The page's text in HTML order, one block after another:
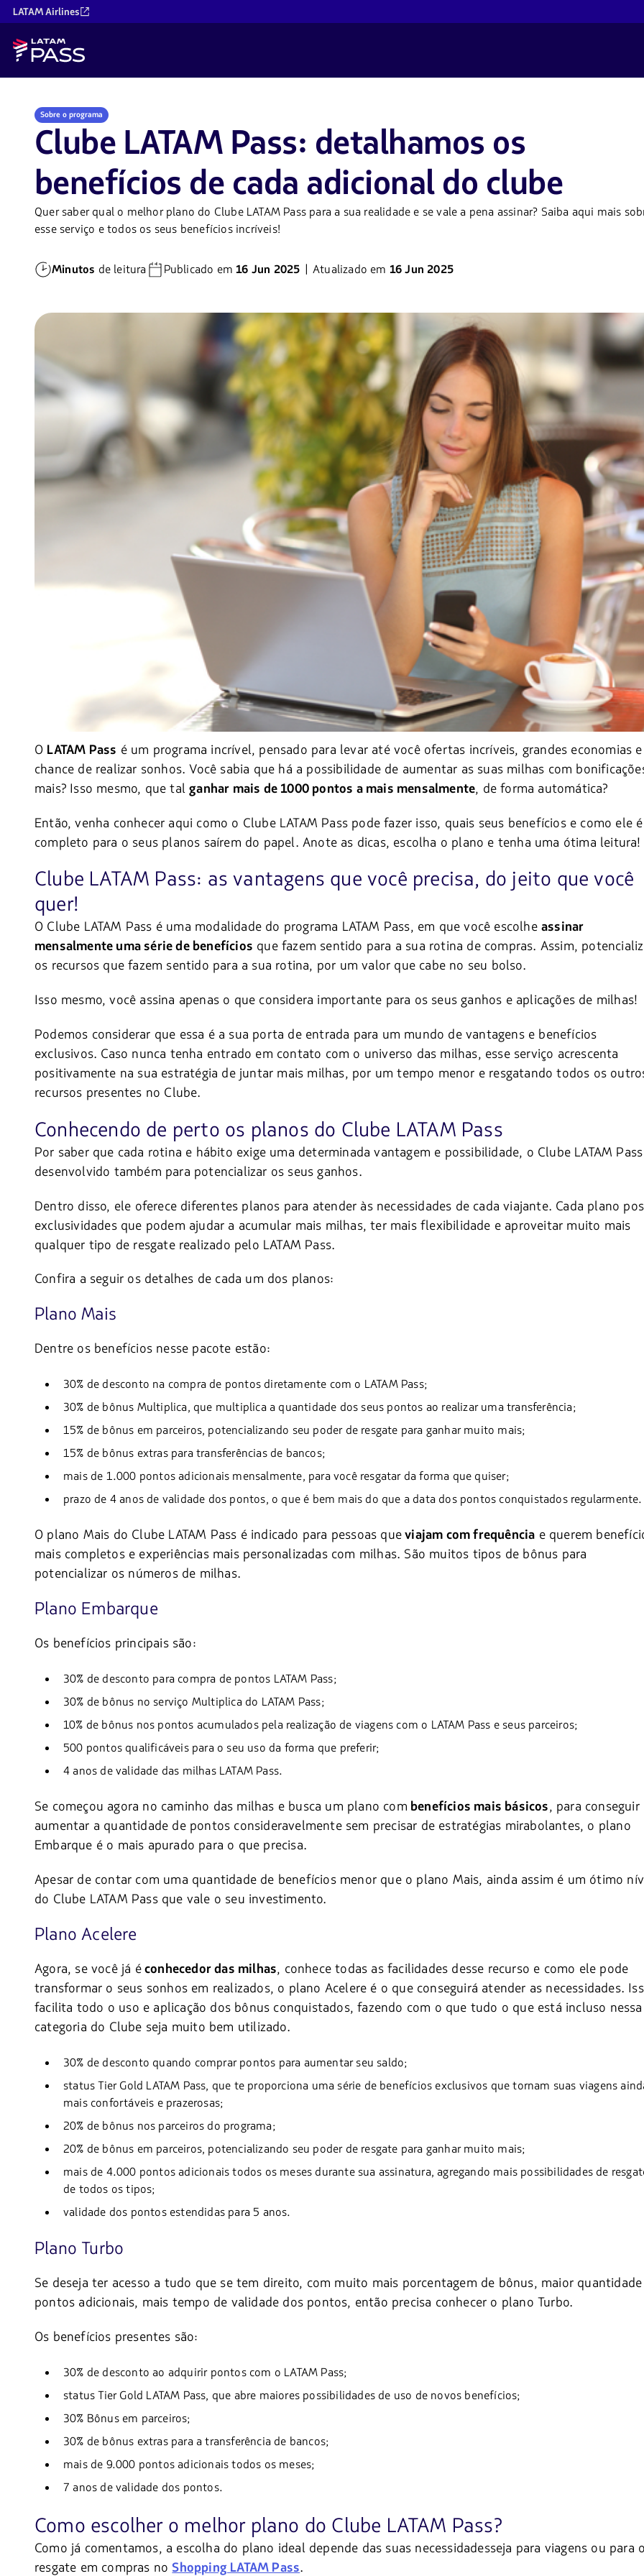
LATAM Airlines
Sobre o programa
Clube LATAM Pass: detalhamos os
benefícios de cada adicional do clube
Quer saber qual o melhor plano do Clube LATAM Pass para a sua realidade e se vale a pena assinar? Saiba aqui mais
esse serviço e todos os seus benefícios incríveis!
Minutos de leitura Publicado em 16 Jun 2025 | Atualizado em 16 Jun 2025
O LATAM Pass é um programa incrível, pensado para levar até você ofertas incríveis, grandes economias
chance de realizar sonhos. Você sabia que há a possibilidade de aumentar as suas milhas com
mais? Isso mesmo, que talganhar mais de 1000 pontos a mais mensalmente, de forma automática?
Então, venha conhecer aqui como o Clube LATAM Pass pode fazer isso, quais seus benefícios e como ele é
completo para o seus planos saírem do papel. Anote as dicas, escolha o plano e tenha uma ótima leitura!
Clube LATAM Pass: as vantagens que você precisa, do jeito que você
quer!
O Clube LATAM Pass é uma modalidade do programa LATAM Pass, em que você escolhe assinar
mensalmente uma série de benefícios que fazem sentido para a sua rotina de compras. Assim,
os recursos que fazem sentido para a sua rotina, por um valor que cabe no seu bolso.
Isso mesmo, você assina apenas o que considera importante para os seus ganhos e aplicações de milhas!
Podemos considerar que essa é a sua porta de entrada para um mundo de vantagens e benefícios
exclusivos. Caso nunca tenha entrado em contato com o universo das milhas, esse serviço acrescenta
positivamente na sua estratégia de juntar mais milhas, por um tempo menor e resgatando todos os
recursos presentes no Clube.
Conhecendo de perto os planos do Clube LATAM Pass
Por saber que cada rotina e hábito exige uma determinada vantagem e possibilidade, o Clube LATAM
desenvolvido também para potencializar os seus ganhos.
Dentro disso, ele oferece diferentes planos para atender às necessidades de cada viajante. Cada plano
exclusividades que podem ajudar a acumular mais milhas, ter mais flexibilidade e aproveitar muito mais
qualquer tipo de resgate realizado pelo LATAM Pass.
Confira a seguir os detalhes de cada um dos planos:
Plano Mais
Dentre os benefícios nesse pacote estão:
30% de desconto na compra de pontos diretamente com o LATAM Pass;
30% de bônus Multiplica, que multiplica a quantidade dos seus pontos ao realizar uma transferência;
15% de bônus em parceiros, potencializando seu poder de resgate para ganhar muito mais;
15% de bônus extras para transferências de bancos;
mais de 1.000 pontos adicionais mensalmente, para você resgatar da forma que quiser;
prazo de 4 anos de validade dos pontos, o que é bem mais do que a data dos pontos conquistados regularmente.
O plano Mais do Clube LATAM Pass é indicado para pessoas queviajam com frequência e querem
mais completos e experiências mais personalizadas com milhas. São muitos tipos de bônus para
potencializar os números de milhas.
Plano Embarque
Os benefícios principais são:
30% de desconto para compra de pontos LATAM Pass;
30% de bônus no serviço Multiplica do LATAM Pass;
10% de bônus nos pontos acumulados pela realização de viagens com o LATAM Pass e seus parceiros;
500 pontos qualificáveis para o seu uso da forma que preferir;
4 anos de validade das milhas LATAM Pass.
Se começou agora no caminho das milhas e busca um plano com benefícios mais básicos, para conseguir
aumentar a quantidade de pontos consideravelmente sem precisar de estratégias mirabolantes, o plano
Embarque é o mais apurado para o que precisa.
Apesar de contar com uma quantidade de benefícios menor que o plano Mais, ainda assim é um ótimo
do Clube LATAM Pass que vale o seu investimento.
Plano Acelere
Agora, se você já éconhecedor das milhas, conhece todas as facilidades desse recurso e como ele pode
transformar o seus sonhos em realizados, o plano Acelere é o que conseguirá atender as necessidades.
facilita todo o uso e aplicação dos bônus conquistados, fazendo com o que tudo o que está incluso nessa
categoria do Clube seja muito bem utilizado.
30% de desconto quando comprar pontos para aumentar seu saldo;
status Tier Gold LATAM Pass, que te proporciona uma série de benefícios exclusivos que tornam suas viagens
mais confortáveis e prazerosas;
20% de bônus nos parceiros do programa;
20% de bônus em parceiros, potencializando seu poder de resgate para ganhar muito mais;
mais de 4.000 pontos adicionais todos os meses durante sua assinatura, agregando mais possibilidades de
de todos os tipos;
validade dos pontos estendidas para 5 anos.
Plano Turbo
Se deseja ter acesso a tudo que se tem direito, com muito mais porcentagem de bônus, maior
pontos adicionais, mais tempo de validade dos pontos, então precisa conhecer o plano Turbo.
Os benefícios presentes são:
30% de desconto ao adquirir pontos com o LATAM Pass;
status Tier Gold LATAM Pass, que abre maiores possibilidades de uso de novos benefícios;
30% Bônus em parceiros;
30% de bônus extras para a transferência de bancos;
mais de 9.000 pontos adicionais todos os meses;
7 anos de validade dos pontos.
Como escolher o melhor plano do Clube LATAM Pass?
Como já comentamos, a escolha do plano ideal depende das suas necessidadesseja para viagens ou para
resgate em compras no Shopping LATAM Pass.